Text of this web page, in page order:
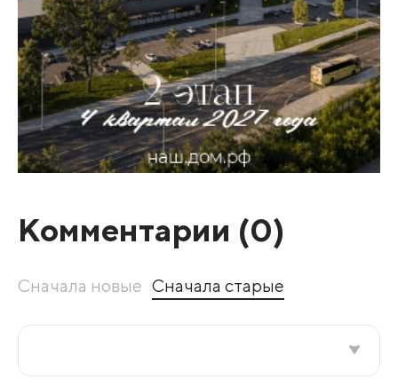
Комментарии (0)
Сначала новые Сначала старые